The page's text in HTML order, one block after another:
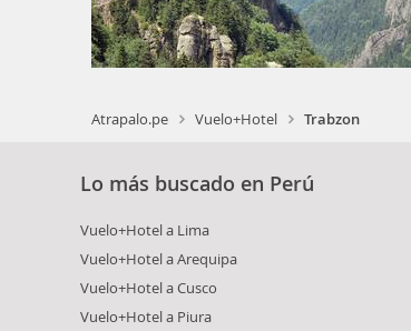
Atrapalo.pe Vuelo+Hotel Trabzon
Lo más buscado en Perú
Vuelo+Hotel a Lima
Vuelo+Hotel a Arequipa
Vuelo+Hotel a Cusco
Vuelo+Hotel a Piura